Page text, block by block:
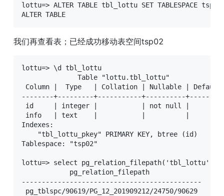
lottu=> ALTER TABLE tbl_lottu SET TABLESPACE
ALTER TABLE
我们再查看表；已经成功移动表空间tsp02
lottu=> \d tbl_lottu
              Table "lottu.tbl_lottu"
Column |  Type   | Collation | Nullable |
--------+---------+-----------+----------
id     | integer |           | not null |
info   | text    |           |          |
Indexes:
    "tbl_lottu_pkey" PRIMARY KEY, btree (id)
Tablespace: "tsp02"
lottu=> select pg_relation_filepath('tbl_lottu');
            pg_relation_filepath
---------------------------------------------
pg_tblspc/90619/PG_12_201909212/24750/90629